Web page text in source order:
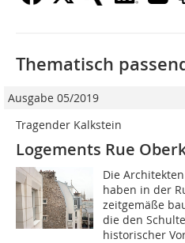
Thematisch
Ausgabe 05/2019
Tragender Kalkstein
Logements Rue
Die
haben in der
zeitgemäße
die den
historischer